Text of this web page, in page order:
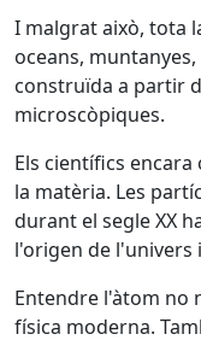
I malgrat això, tota
oceans,
construïda a partir
microscòpiques.
Els científics
la matèria. Les
durant el segle XX
l'origen de l'univers
Entendre l'àtom no
física moderna.